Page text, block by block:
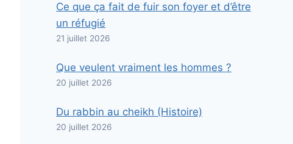
Ce que ça fait de fuir son foyer et d’être
un réfugié
21 juillet 2026
Que veulent vraiment les hommes ?
20 juillet 2026
Du rabbin au cheikh (Histoire)
20 juillet 2026